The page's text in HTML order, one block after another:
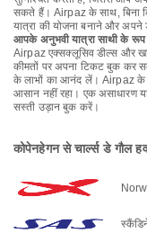
सकते हैं। Airpaz के साथ, बिना
यात्रा की योजना बनाने और
आपके अनुभवी यात्रा साथी के
Airpaz एक्सक्लूसिव डील्स और
कीमतों पर अपना टिकट बुक कर
के लाभों का आनंद लें। Airpaz के
आसान नहीं रहा। एक असाधारण
सस्ती उड़ान बुक करें।
कोपेनहेगन से चार्ल्स डे गौल